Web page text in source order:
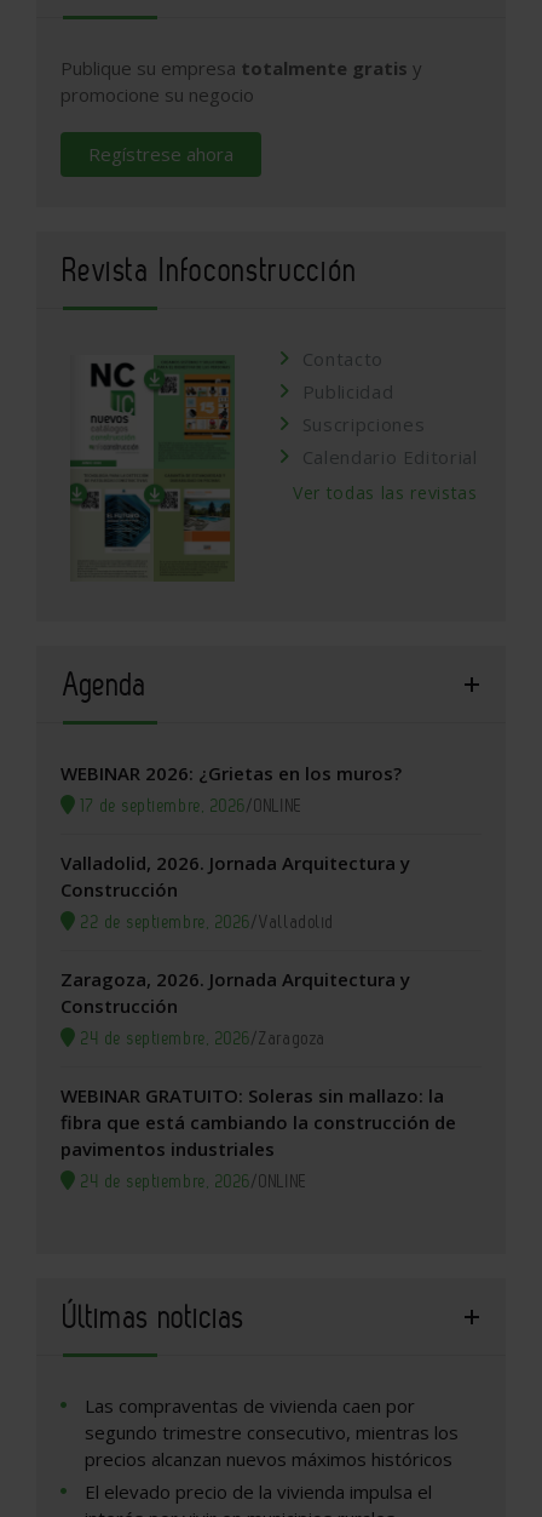
Publique su empresa totalmente gratis y
promocione su negocio
Regístrese ahora
Revista Infoconstrucción
Contacto
Publicidad
Suscripciones
Calendario Editorial
Ver todas las revistas
Agenda
WEBINAR 2026: ¿Grietas en los muros?
17 de septiembre, 2026/ONLINE
Valladolid, 2026. Jornada Arquitectura y
Construcción
22 de septiembre, 2026/Valladolid
Zaragoza, 2026. Jornada Arquitectura y
Construcción
24 de septiembre, 2026/Zaragoza
WEBINAR GRATUITO: Soleras sin mallazo: la
fibra que está cambiando la construcción de
pavimentos industriales
24 de septiembre, 2026/ONLINE
Últimas noticias
Las compraventas de vivienda caen por
segundo trimestre consecutivo, mientras los
precios alcanzan nuevos máximos históricos
El elevado precio de la vivienda impulsa el